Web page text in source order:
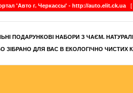
'Авто г. Черкассы' - http://auto.elit.ck.ua [
ПОДАРУНКОВІ НАБОРИ З ЧАЄМ.
ЗІБРАНО ДЛЯ ВАС В ЕКОЛОГІЧНО ЧИСТИХ